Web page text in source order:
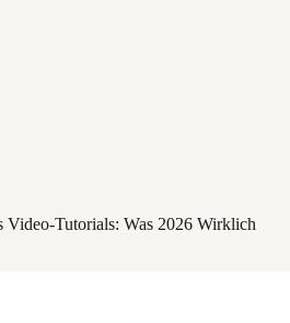
Tutorials: Was 2026 Wirklich